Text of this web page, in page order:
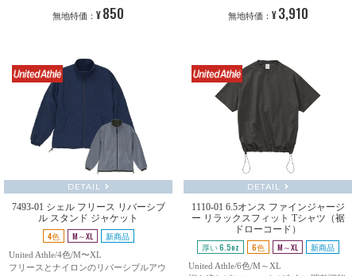
無地特価：¥ 850 無地特価： ¥ 3,910
DETAIL
7493-01 シェル フリース リバーシブ
ル スタンド ジャケット
4色 M～XL 新商品
United Athle/4色/M〜XL
フリースとナイロンのリバーシブルアウ
DETAIL
1110-01 6.5オンス ファインジャージ
ー リラックスフィット Tシャツ（裾
ドローコード）
厚い 6.5oz 6色 M～XL 新商品
United Athle/6色/M～XL